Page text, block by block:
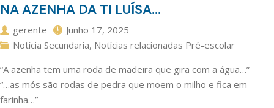
NA AZENHA DA TI LUÍSA…
gerente
Junho 17, 2025
Notícia Secundaria, Notícias relacionadas Pré-escolar
“A azenha tem uma roda de madeira que gira com a água…”
“…as mós são rodas de pedra que moem o milho e fica em
farinha…”